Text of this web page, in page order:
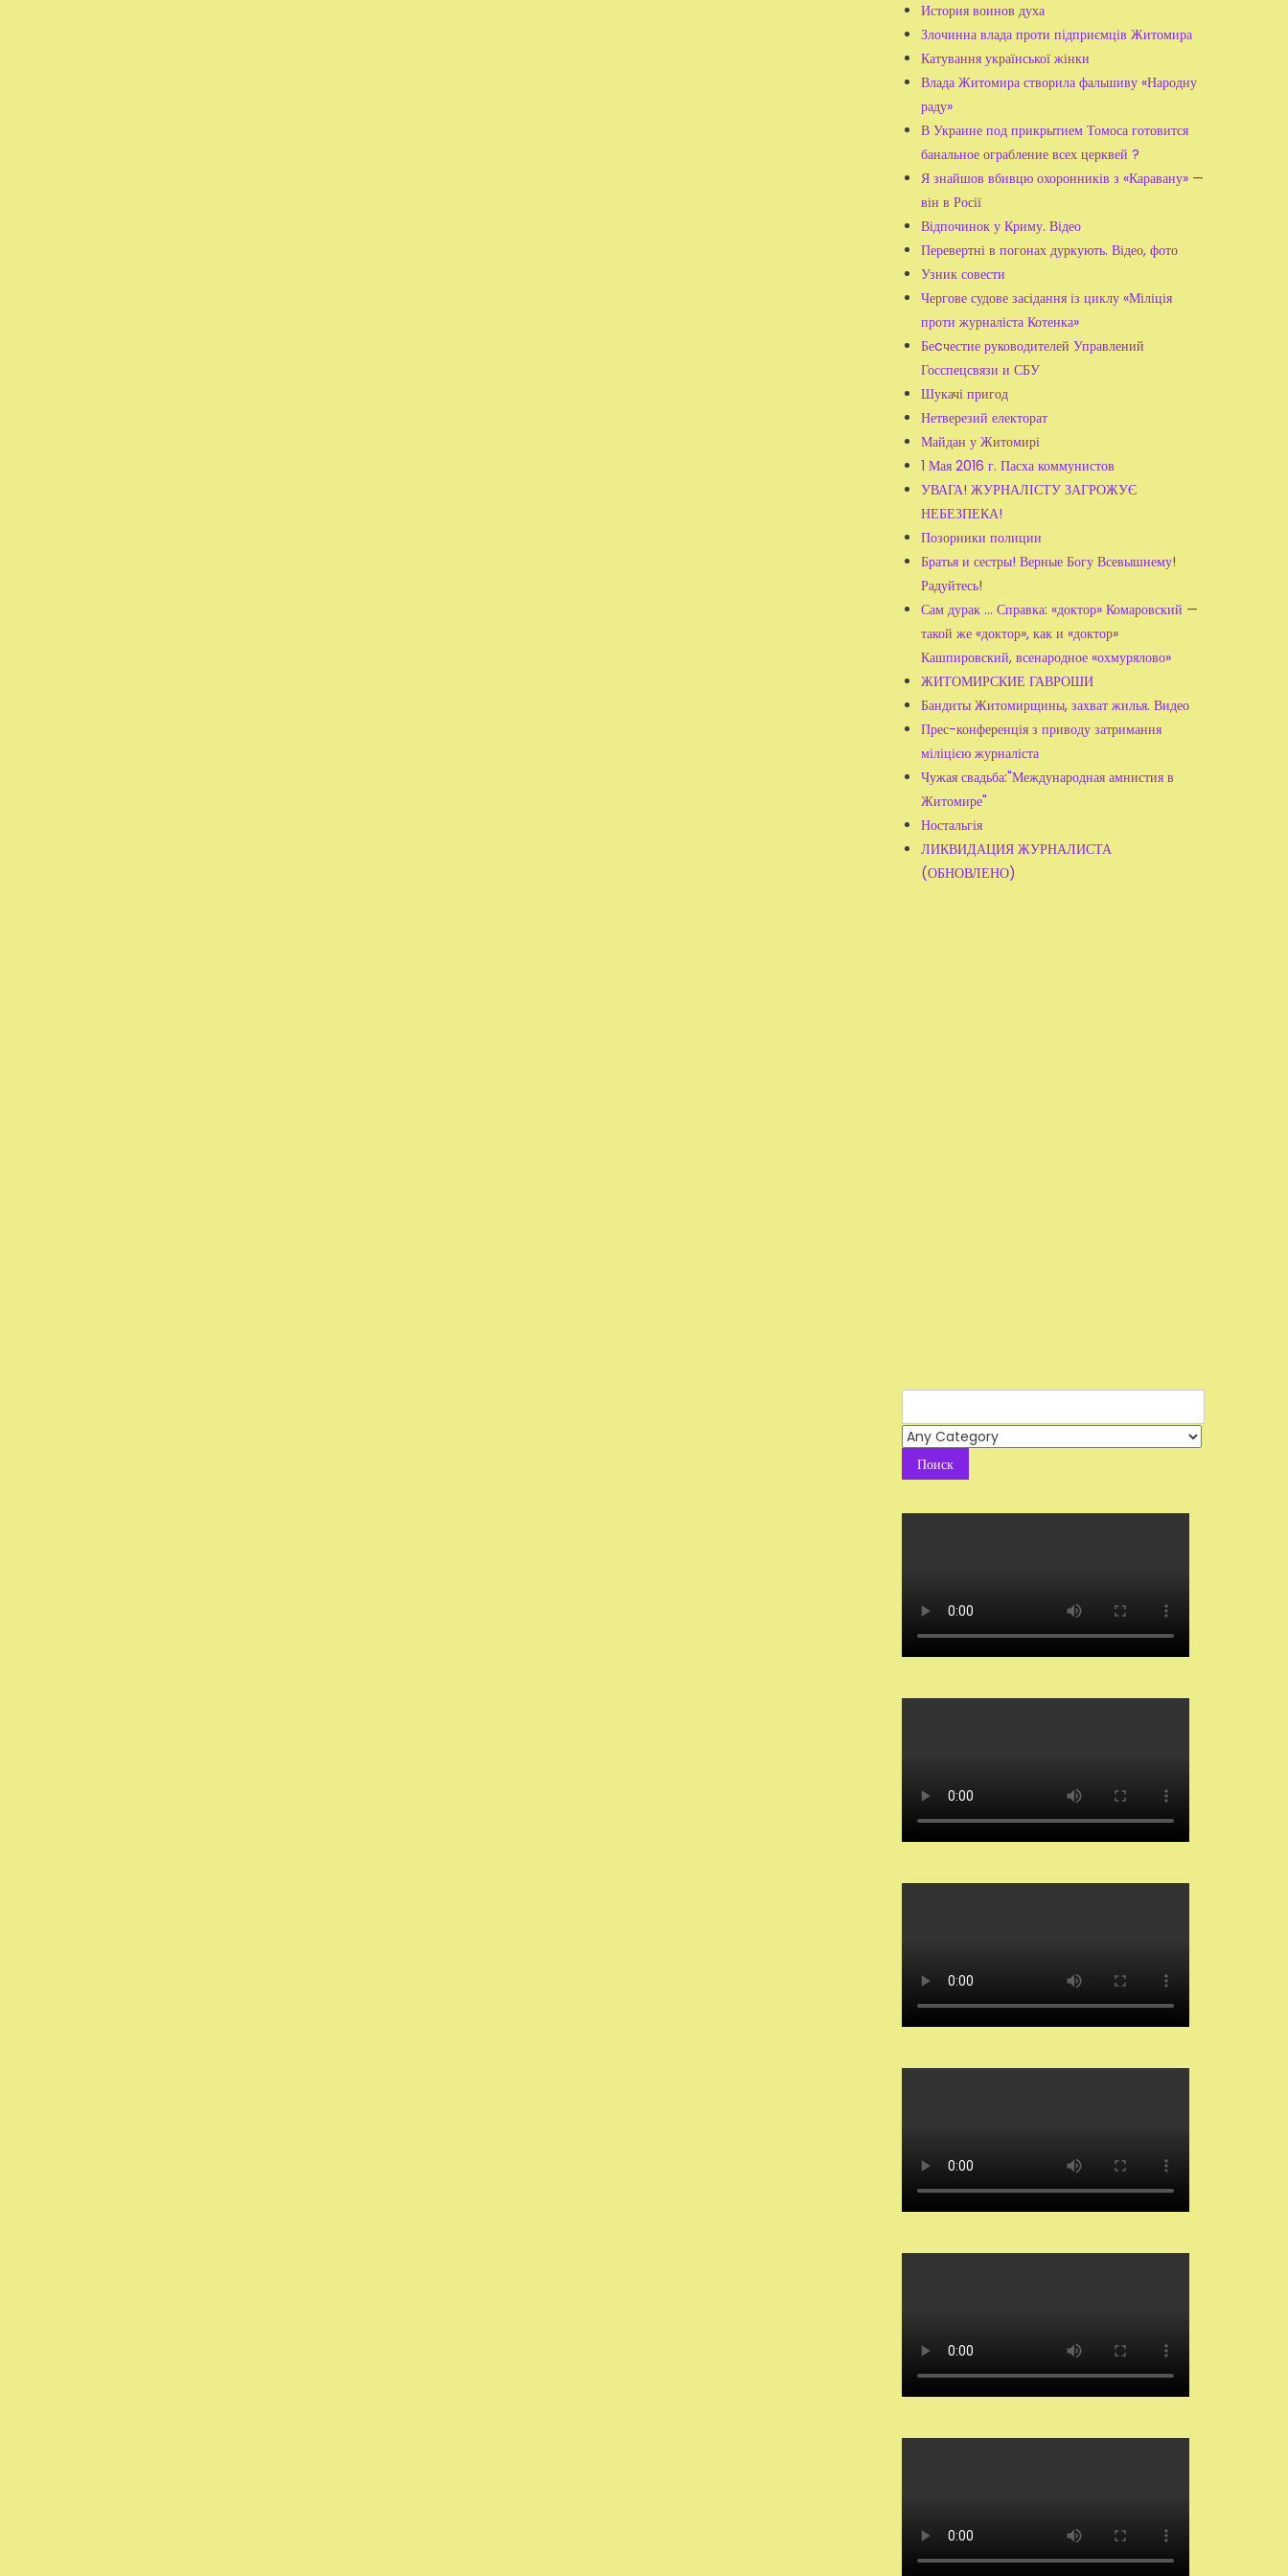
История воинов духа
Злочинна влада проти підприємців Житомира
Катування української жінки
Влада Житомира створила фальшиву «Народну
раду»
В Украине под прикрытием Томоса готовится
банальное ограбление всех церквей ?
Я знайшов вбивцю охоронників з «Каравану» —
він в Росії
Відпочинок у Криму. Відео
Перевертні в погонах дуркують. Відео, фото
Узник совести
Чергове судове засідання із циклу «Міліція
проти журналіста Котенка»
Беcчестие руководителей Управлений
Госспецсвязи и СБУ
Шукачі пригод
Нетверезий електорат
Майдан у Житомирі
1 Мая 2016 г. Пасха коммунистов
УВАГА! ЖУРНАЛІСТУ ЗАГРОЖУЄ
НЕБЕЗПЕКА!
Позорники полиции
Братья и сестры! Верные Богу Всевышнему!
Радуйтесь!
Сам дурак ... Справка: «доктор» Комаровский —
такой же «доктор», как и «доктор»
Кашпировский, всенародное «охмурялово»
ЖИТОМИРСКИЕ ГАВРОШИ
Бандиты Житомирщины, захват жилья. Видео
Прес-конференція з приводу затримання
міліцією журналіста
Чужая свадьба:"Международная амнистия в
Житомире"
Ностальгія
ЛИКВИДАЦИЯ ЖУРНАЛИСТА
(ОБНОВЛЕНО)
for: